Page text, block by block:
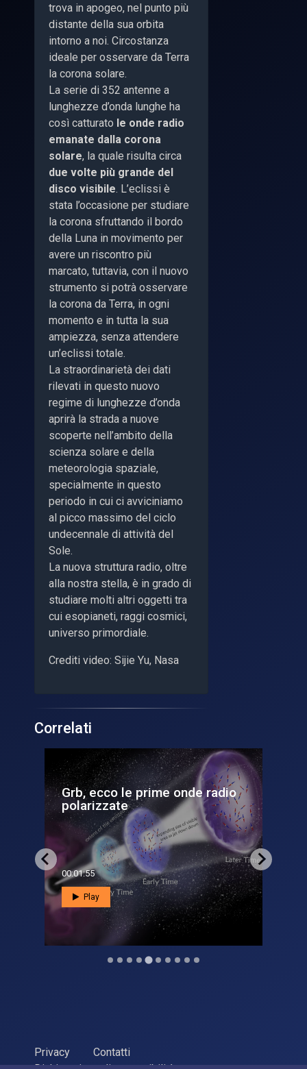
trova in apogeo, nel punto più
distante della sua orbita
intorno a noi. Circostanza
ideale per osservare da Terra
la corona solare.
La serie di 352 antenne a
lunghezze d’onda lunghe ha
così catturato le onde radio
emanate dalla corona
solare, la quale risulta circa
due volte più grande del
disco visibile. L’eclissi è
stata l’occasione per studiare
la corona sfruttando il bordo
della Luna in movimento per
avere un riscontro più
marcato, tuttavia, con il nuovo
strumento si potrà osservare
la corona da Terra, in ogni
momento e in tutta la sua
ampiezza, senza attendere
un’eclissi totale.
La straordinarietà dei dati
rilevati in questo nuovo
regime di lunghezze d’onda
aprirà la strada a nuove
scoperte nell’ambito della
scienza solare e della
meteorologia spaziale,
specialmente in questo
periodo in cui ci avviciniamo
al picco massimo del ciclo
undecennale di attività del
Sole.
La nuova struttura radio, oltre
alla nostra stella, è in grado di
studiare molti altri oggetti tra
cui esopianeti, raggi cosmici,
universo primordiale.
Crediti video: Sijie Yu, Nasa
Correlati
Grb, ecco le prime onde radio
polarizzate
00:01:55
Play
Privacy
Contatti